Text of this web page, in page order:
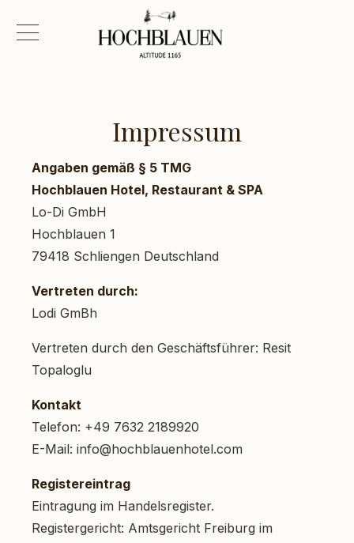
Impressum
Angaben gemäß § 5 TMG
Hochblauen Hotel, Restaurant & SPA
Lo-Di GmbH
Hochblauen 1
79418 Schliengen Deutschland
Vertreten durch:
Lodi GmBh
Vertreten durch den Geschäftsführer: Resit
Topaloglu
Kontakt
Telefon: +49 7632 2189920
E-Mail: info@hochblauenhotel.com
Registereintrag
Eintragung im Handelsregister.
Registergericht: Amtsgericht Freiburg im